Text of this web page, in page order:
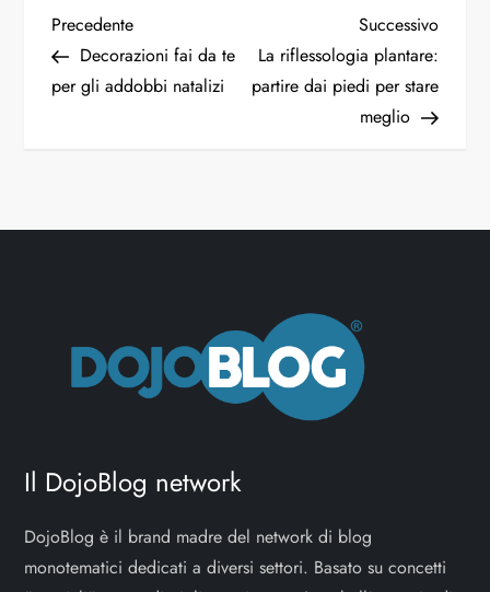
Precedente
Decorazioni fai da te
per gli addobbi natalizi
Successivo
La riflessologia plantare:
partire dai piedi per stare
meglio
Il DojoBlog network
DojoBlog è il brand madre del network di blog
monotematici dedicati a diversi settori. Basato su concetti